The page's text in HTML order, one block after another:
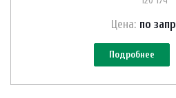
Цена: по запр
Подробнее